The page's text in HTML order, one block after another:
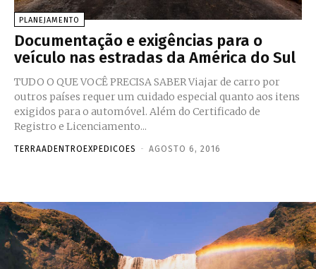
PLANEJAMENTO
Documentação e exigências para o
veículo nas estradas da América do Sul
TUDO O QUE VOCÊ PRECISA SABER Viajar de carro por
outros países requer um cuidado especial quanto aos itens
exigidos para o automóvel. Além do Certificado de
Registro e Licenciamento...
TERRAADENTROEXPEDICOES - AGOSTO 6, 2016